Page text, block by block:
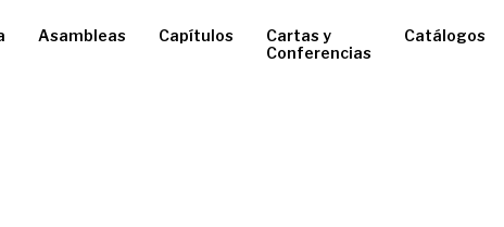
Asambleas Capítulos
Cartas y
Conferencias
Catálogos